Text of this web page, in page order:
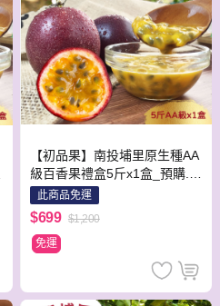
【初品果】南投埔里原生種AA
級百香果禮盒5斤x1盒_預購.周
五-周日及例假日前一天不出貨
此商品免運
$699 $1,200
免運